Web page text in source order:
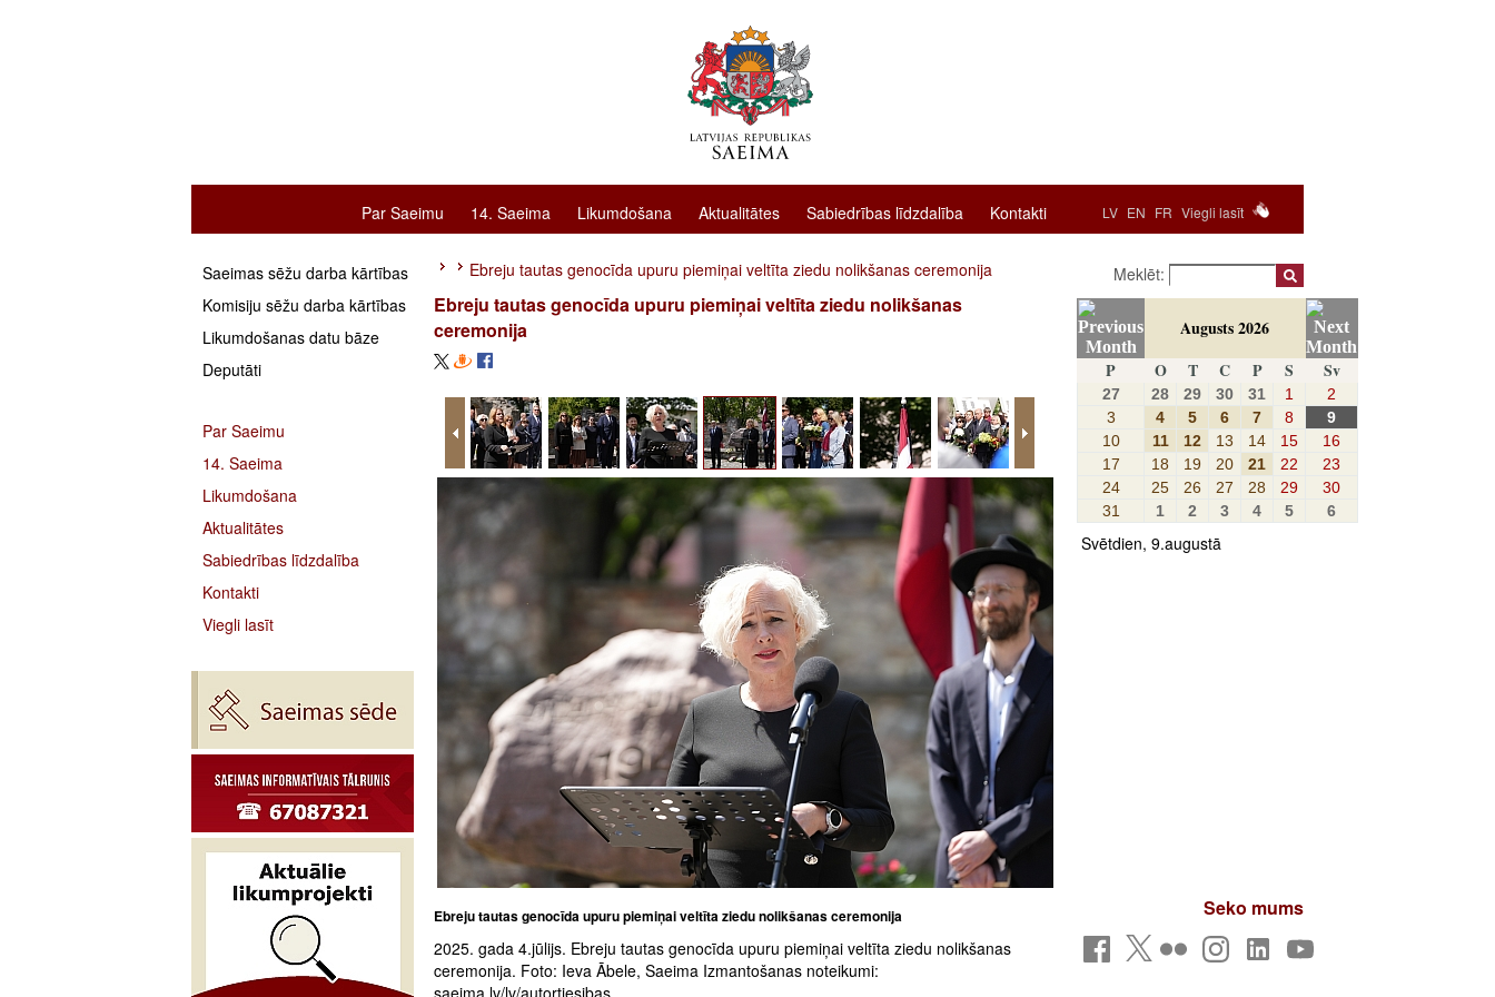
LV EN FR Viegli lasīt
Par Saeimu 14. Saeima Likumdošana Aktualitātes Sabiedrības līdzdalība Kontakti
Saeimas sēžu darba kārtības
Komisiju sēžu darba kārtības
Likumdošanas datu bāze
Deputāti
Par Saeimu
14. Saeima
Likumdošana
Aktualitātes
Sabiedrības līdzdalība
Kontakti
Viegli lasīt
Ebreju tautas genocīda upuru piemiņai veltīta ziedu nolikšanas ceremonija
Ebreju tautas genocīda upuru piemiņai veltīta ziedu nolikšanas
ceremonija
Ebreju tautas genocīda upuru piemiņai veltīta ziedu nolikšanas ceremonija
2025. gada 4.jūlijs. Ebreju tautas genocīda upuru piemiņai veltīta ziedu nolikšanas
ceremonija. Foto: Ieva Ābele, Saeima Izmantošanas noteikumi:
saeima.lv/lv/autortiesibas
Meklēt:
Augusts 2026
P
O T C P S Sv
27 28 29 30 31 1
2
3
4 5 6 7 8
9
10
11 12 13 14 15
16
17
18 19 20 21 22
23
24
25 26 27 28 29
30
31
1 2 3 4 5 6
Svētdien, 9.augustā
Seko mums